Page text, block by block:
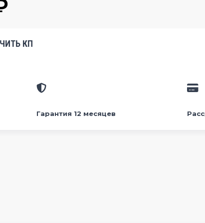
КП
Гарантия 12 месяцев